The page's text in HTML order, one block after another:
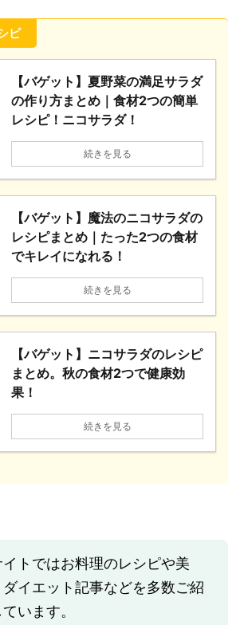
ピ
【バゲット】夏野菜の満足サラダ
の作り方まとめ｜食材2つの簡単
レシピ！ニコサラダ！
続きを見る
【バゲット】魔法のニコサラダの
レシピまとめ｜たった2つの食材
でキレイになれる！
続きを見る
【バゲット】ニコサラダのレシピ
まとめ。秋の食材2つで健康効
果！
続きを見る
イトではお料理のレシピや美
イエット記事などを多数ご紹
います。